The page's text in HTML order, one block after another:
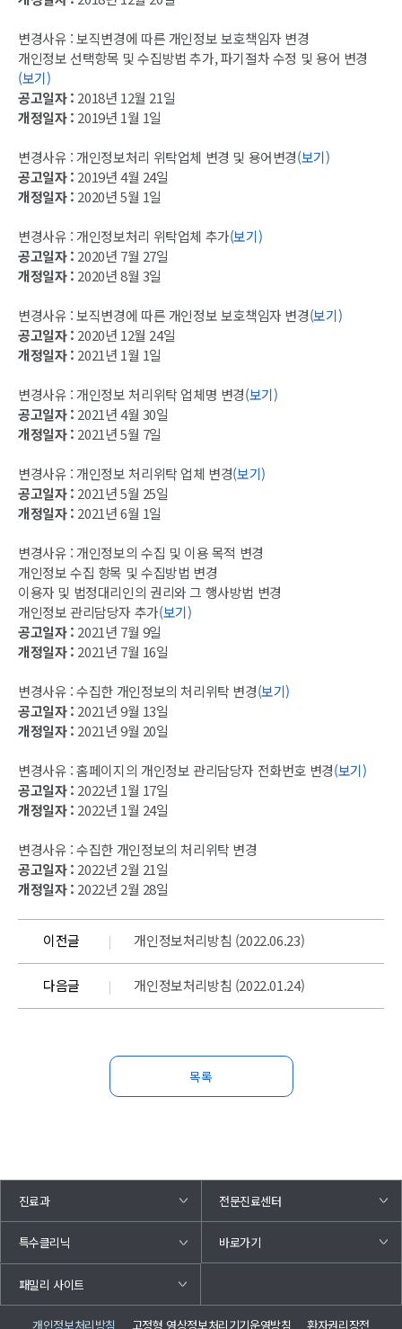
변경사유 : 보직변경에 따른 개인정보 보호책임자 변경
개인정보 선택항목 및 수집방법 추가, 파기절차 수정 및 용어 변경
(보기)
공고일자 : 2018년 12월 21일
개정일자 : 2019년 1월 1일
변경사유 : 개인정보처리 위탁업체 변경 및 용어변경(보기)
공고일자 : 2019년 4월 24일
개정일자 : 2020년 5월 1일
변경사유 : 개인정보처리 위탁업체 추가(보기)
공고일자 : 2020년 7월 27일
개정일자 : 2020년 8월 3일
변경사유 : 보직변경에 따른 개인정보 보호책임자 변경(보기)
공고일자 : 2020년 12월 24일
개정일자 : 2021년 1월 1일
변경사유 : 개인정보 처리위탁 업체명 변경(보기)
공고일자 : 2021년 4월 30일
개정일자 : 2021년 5월 7일
변경사유 : 개인정보 처리위탁 업체 변경(보기)
공고일자 : 2021년 5월 25일
개정일자 : 2021년 6월 1일
변경사유 : 개인정보의 수집 및 이용 목적 변경
개인정보 수집 항목 및 수집방법 변경
이용자 및 법정대리인의 권리와 그 행사방법 변경
개인정보 관리담당자 추가(보기)
공고일자 : 2021년 7월 9일
개정일자 : 2021년 7월 16일
변경사유 : 수집한 개인정보의 처리위탁 변경(보기)
공고일자 : 2021년 9월 13일
개정일자 : 2021년 9월 20일
변경사유 : 홈페이지의 개인정보 관리담당자 전화번호 변경(보기)
공고일자 : 2022년 1월 17일
개정일자 : 2022년 1월 24일
변경사유 : 수집한 개인정보의 처리위탁 변경
공고일자 : 2022년 2월 21일
개정일자 : 2022년 2월 28일
이전글 개인정보처리방침 (2022.06.23)
다음글 개인정보처리방침 (2022.01.24)
목록
진료과 전문진료센터
특수클리닉 바로가기
패밀리 사이트
개인정보처리방침 고정형 영상정보처리기기운영방침 환자권리장전